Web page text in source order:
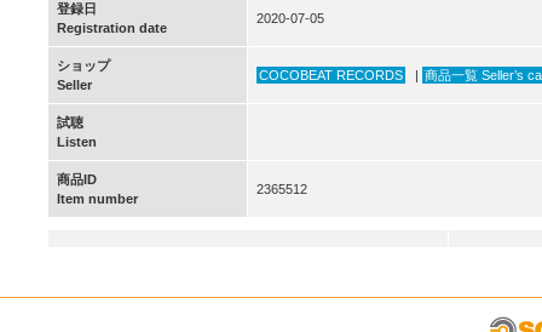
登録日
Registration date
2020-07-05
ショップ
Seller
COCOBEAT RECORDS | 商品一覧 Seller’s
試聴
Listen
商品ID
Item number
2365512